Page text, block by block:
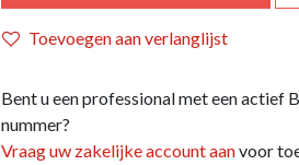
Toevoegen aan verlanglijst
Bent u een professional met een actief
nummer?
Vraag uw zakelijke account aanvoor